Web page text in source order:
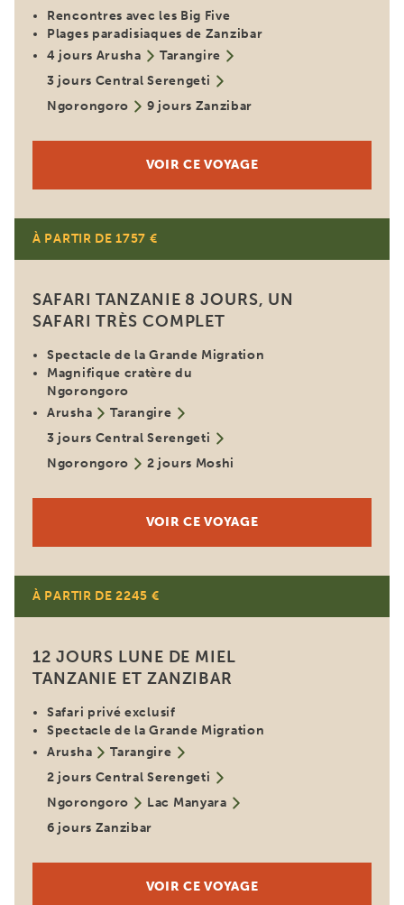
Rencontres avec les Big Five
Plages paradisiaques de Zanzibar
4 jours Arusha
Tarangire
3 jours Central Serengeti
Ngorongoro
9 jours Zanzibar
VOIR CE VOYAGE
À PARTIR DE 1757 €
SAFARI TANZANIE 8 JOURS, UN
SAFARI TRÈS COMPLET
Spectacle de la Grande Migration
Magnifique cratère du
Ngorongoro
Arusha
Tarangire
3 jours Central Serengeti
Ngorongoro
2 jours Moshi
VOIR CE VOYAGE
À PARTIR DE 2245 €
12 JOURS LUNE DE MIEL
TANZANIE ET ZANZIBAR
Safari privé exclusif
Spectacle de la Grande Migration
Arusha
Tarangire
2 jours Central Serengeti
Ngorongoro
Lac Manyara
6 jours Zanzibar
VOIR CE VOYAGE